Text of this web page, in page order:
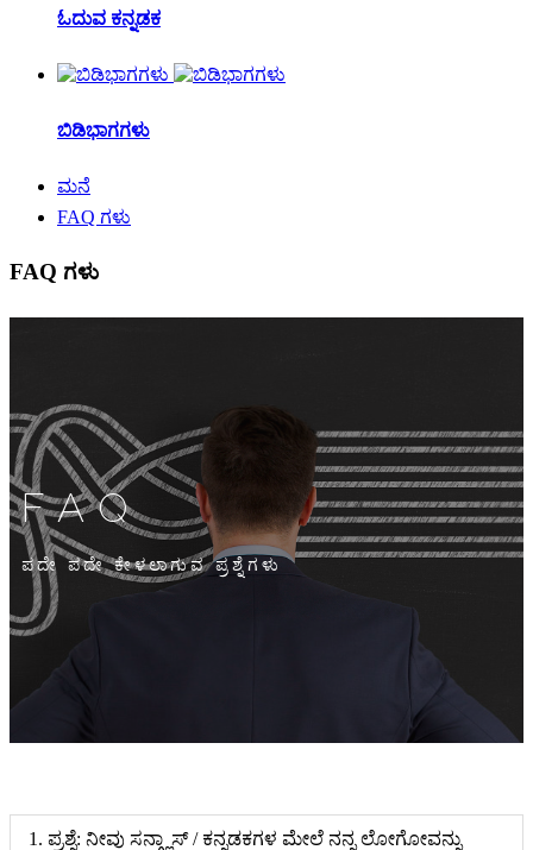
ಓದುವ ಕನ್ನಡಕ
ಬಿಡಿಭಾಗಗಳು
ಮನೆ
FAQ ಗಳು
FAQ ಗಳು
FAQ
ಪದೇ ಪದೇ ಕೇಳಲಾಗುವ ಪ್ರಶ್ನೆಗಳು
1. ಪ್ರಶ್ನೆ: ನೀವು ಸನ್ಗ್ಲಾಸ್ / ಕನ್ನಡಕಗಳ ಮೇಲೆ ನನ್ನ ಲೋಗೋವನ್ನು